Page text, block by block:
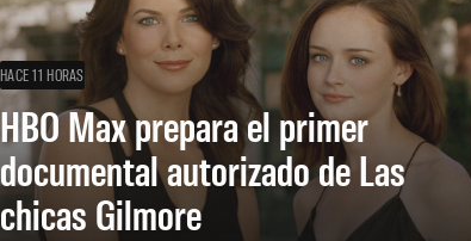
HACE 11 HORAS
HBO Max prepara el primer
documental autorizado de Las
chicas Gilmore